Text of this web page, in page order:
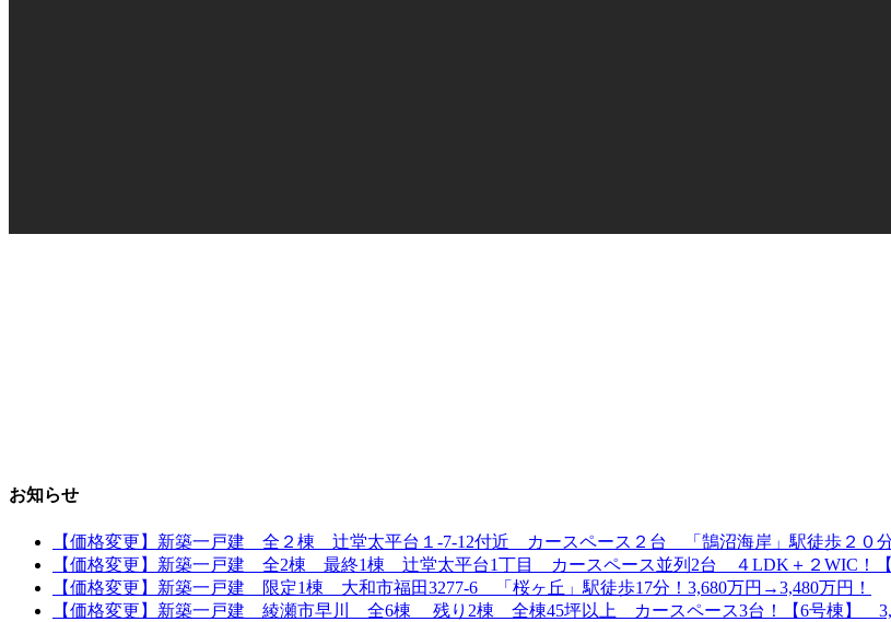
お知らせ
【価格変更】新築一戸建 全２棟 辻堂太平台１-7-12付近 カースペース２台 「鵠沼海岸」駅徒歩２０分
【価格変更】新築一戸建 全2棟 最終1棟 辻堂太平台1丁目 カースペース並列2台 ４LDK＋２WIC！
【価格変更】新築一戸建 限定1棟 大和市福田3277-6 「桜ヶ丘」駅徒歩17分！3,680万円→3,480万円！
【価格変更】新築一戸建 綾瀬市早川 全6棟 残り2棟 全棟45坪以上 カースペース3台！【6号棟】